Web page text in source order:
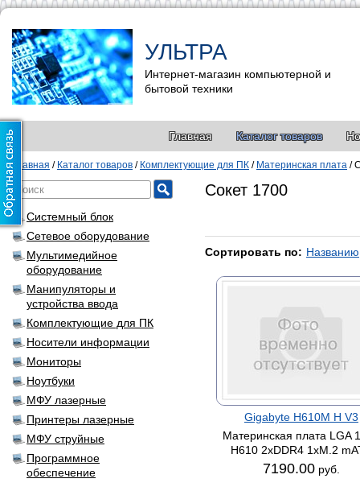
УЛЬТРА
Интернет-магазин компьютерной и
бытовой техники
Главная Каталог товаров
Главная / Каталог товаров / Комплектующие для ПК / Материнская плата /
Системный блок
Сетевое оборудование
Мультимедийное
оборудование
Манипуляторы и
устройства ввода
Комплектующие для ПК
Носители информации
Мониторы
Ноутбуки
МФУ лазерные
Принтеры лазерные
МФУ струйные
Программное
обеспечение
Сокет 1700
Сортировать по: Названию
Gigabyte H610M H V3
Материнская плата LGA
H610 2xDDR4 1xM.2
7190.00 руб.